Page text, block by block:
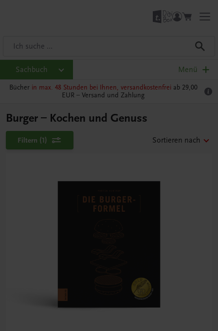
Sachbuch Menü
Bücher in max. 48 Stunden bei Ihnen, versandkostenfrei ab 29,00
EUR – Versand und Zahlung
Burger – Kochen und Genuss
Filtern (1) Sortieren nach